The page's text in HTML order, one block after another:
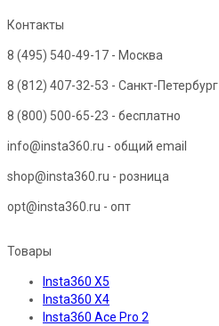
Контакты
8 (495) 540-49-17 - Москва
8 (812) 407-32-53 - Санкт-Петербург
8 (800) 500-65-23 - бесплатно
info@insta360.ru - общий email
shop@insta360.ru - розница
opt@insta360.ru - опт
Товары
Insta360 X5
Insta360 X4
Insta360 Ace Pro 2